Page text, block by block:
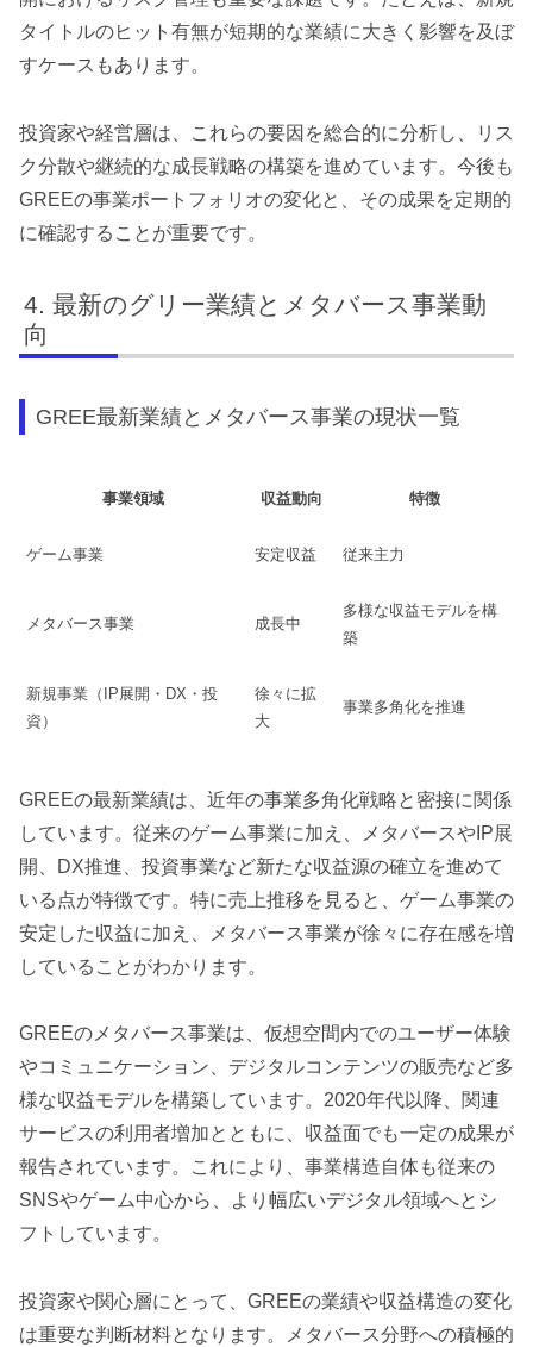
タイトルのヒット有無が短期的な業績に大きく影響を及ぼ
すケースもあります。
投資家や経営層は、これらの要因を総合的に分析し、リス
ク分散や継続的な成長戦略の構築を進めています。今後も
GREEの事業ポートフォリオの変化と、その成果を定期的
に確認することが重要です。
最新のグリー業績とメタバース事業動
向
GREE最新業績とメタバース事業の現状一覧
事業領域 収益動向 特徴
ゲーム事業 安定収益 従来主力
メタバース事業 成長中
多様な収益モデルを構
築
新規事業（IP展開・DX・投
資）
徐々に拡
大
事業多角化を推進
GREEの最新業績は、近年の事業多角化戦略と密接に関係
しています。従来のゲーム事業に加え、メタバースやIP展
開、DX推進、投資事業など新たな収益源の確立を進めて
いる点が特徴です。特に売上推移を見ると、ゲーム事業の
安定した収益に加え、メタバース事業が徐々に存在感を増
していることがわかります。
GREEのメタバース事業は、仮想空間内でのユーザー体験
やコミュニケーション、デジタルコンテンツの販売など多
様な収益モデルを構築しています。2020年代以降、関連
サービスの利用者増加とともに、収益面でも一定の成果が
報告されています。これにより、事業構造自体も従来の
SNSやゲーム中心から、より幅広いデジタル領域へとシ
フトしています。
投資家や関心層にとって、GREEの業績や収益構造の変化
は重要な判断材料となります。メタバース分野への積極的